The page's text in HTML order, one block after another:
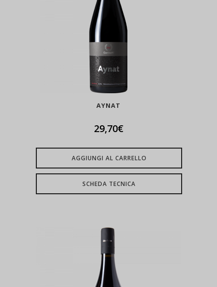
AYNAT
29,70€
AGGIUNGI AL CARRELLO
SCHEDA TECNICA